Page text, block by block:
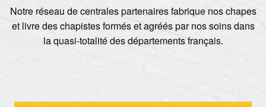
Notre réseau de centrales partenaires fabrique nos chapes
et livre des chapistes formés et agréés par nos soins dans
la quasi-totalité des départements français.